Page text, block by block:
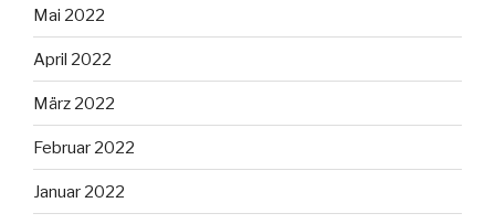
Mai 2022
April 2022
März 2022
Februar 2022
Januar 2022